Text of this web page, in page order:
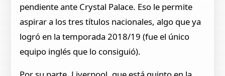
pendiente ante Crystal Palace. Eso le permite
aspirar a los tres títulos nacionales, algo que ya
logró en la temporada 2018/19 (fue el único
equipo inglés que lo consiguió).